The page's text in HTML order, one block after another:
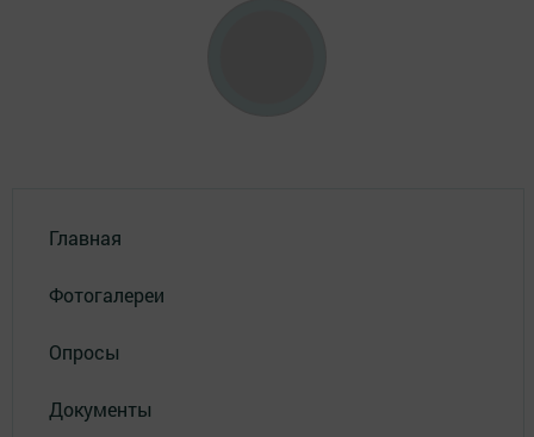
Главная
Фотогалереи
Опросы
Документы